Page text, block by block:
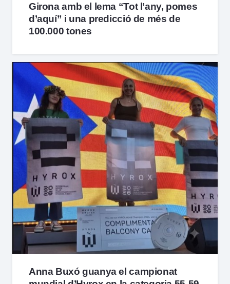
Girona amb el lema “Tot l’any, pomes
d’aquí” i una predicció de més de
100.000 tones
Anna Buxó guanya el campionat